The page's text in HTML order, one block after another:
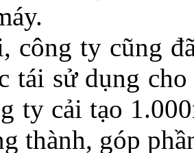
công ty cũng
tái sử dụng
ty cải tạo
thành, góp